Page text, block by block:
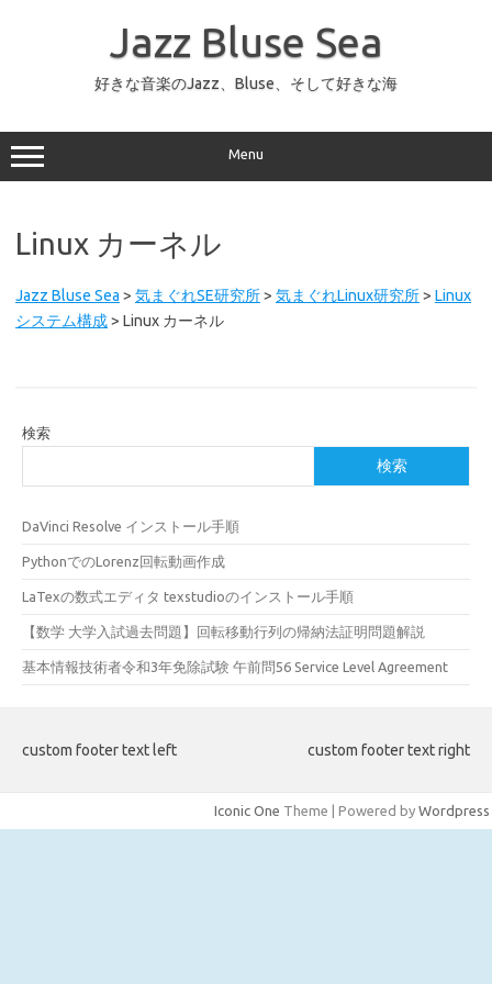
ッ
プ
Jazz Bluse Sea
好きな音楽のJazz、Bluse、そして好きな海
Menu
Linux カーネル
Jazz Bluse Sea > 気まぐれSE研究所> 気まぐれLinux研究所> Linux
システム構成> Linux カーネル
検索
検索
DaVinci Resolve インストール手順
PythonでのLorenz回転動画作成
LaTexの数式エディタ texstudioのインストール手順
【数学 大学入試過去問題】回転移動行列の帰納法証明問題解説
基本情報技術者令和3年免除試験 午前問56 Service Level Agreement
custom footer text left custom footer text right
Iconic One Theme | Powered by Wordpress